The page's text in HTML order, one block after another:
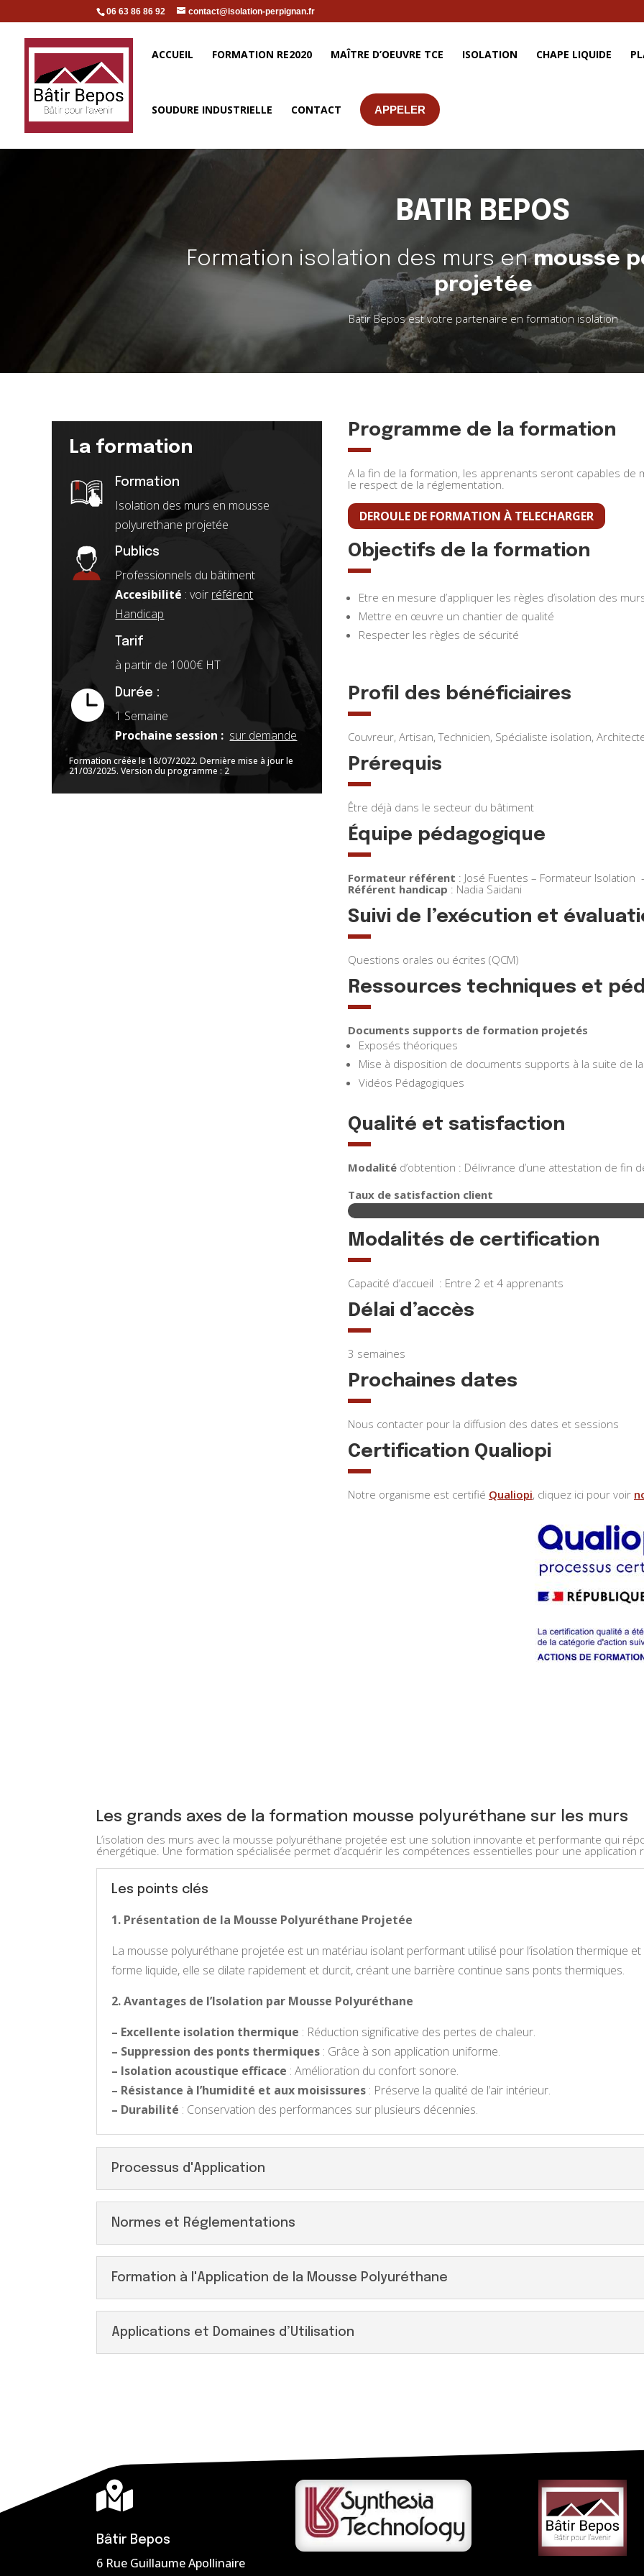
06 63 86 86 92 contact@isolation-perpignan.fr
ACCUEIL FORMATION RE2020 MAÎTRE D’OEUVRE TCE ISOLATION CHAPE LIQUIDE
SOUDURE INDUSTRIELLE CONTACT APPELER
BATIR BEPOS
Formation isolation des murs enmousse
projetée
Batir Bepos est votre partenaire en formation isolation
La formation
Formation
Isolation des murs en mousse
polyurethane projetée
Publics
Professionnels du bâtiment
Accesibilité : voir référent
Handicap
Tarif
à partir de 1000€ HT
 Durée :
1 Semaine
Prochaine session : sur demande
Formation créée le 18/07/2022. Dernière mise à jour le
21/03/2025. Version du programme : 2
Programme de la formation
A la fin de la formation, les apprenants seront capables
le respect de la réglementation.
DEROULE DE FORMATION À TELECHARGER
Objectifs de la formation
Etre en mesure d’appliquer les règles d’isolation des
Mettre en œuvre un chantier de qualité
Respecter les règles de sécurité
Profil des bénéficiaires
Couvreur, Artisan, Technicien, Spécialiste isolation,
Prérequis
Être déjà dans le secteur du bâtiment
Équipe pédagogique
Formateur référent : José Fuentes – Formateur
Référent handicap : Nadia Saidani
Suivi de l’exécution et
Questions orales ou écrites (QCM)
Ressources techniques et
Documents supports de formation projetés
Exposés théoriques
Mise à disposition de documents supports à la suite de
Vidéos Pédagogiques
Qualité et satisfaction
Modalitéd’obtention : Délivrance d’une attestation de fin
Taux de satisfaction client
Modalités de certification
Capacité d’accueil : Entre 2 et 4 apprenants
Délai d’accès
3 semaines
Prochaines dates
Nous contacter pour la diffusion des dates et sessions
Certification Qualiopi
Notre organisme est certifié Qualiopi, cliquez ici pour voir
Les grands axes de la formation mousse polyuréthane sur les murs
L’isolation des murs avec la mousse polyuréthane projetée est une solution innovante et performante qui
énergétique. Une formation spécialisée permet d’acquérir les compétences essentielles pour une
Les points clés
1. Présentation de la Mousse Polyuréthane Projetée
La mousse polyuréthane projetée est un matériau isolant performant utilisé pour l’isolation thermique
forme liquide, elle se dilate rapidement et durcit, créant une barrière continue sans ponts thermiques.
2. Avantages de l’Isolation par Mousse Polyuréthane
– Excellente isolation thermique : Réduction significative des pertes de chaleur.
– Suppression des ponts thermiques : Grâce à son application uniforme.
– Isolation acoustique efficace : Amélioration du confort sonore.
– Résistance à l’humidité et aux moisissures : Préserve la qualité de l’air intérieur.
– Durabilité : Conservation des performances sur plusieurs décennies.
Processus d'Application
Normes et Réglementations
Formation à l'Application de la Mousse Polyuréthane
Applications et Domaines d’Utilisation

Bâtir Bepos
6 Rue Guillaume Apollinaire